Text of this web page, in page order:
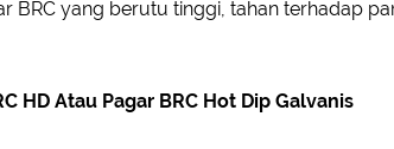
BRC yang berutu tinggi, tahan terhadap
HD Atau Pagar BRC Hot Dip Galvanis